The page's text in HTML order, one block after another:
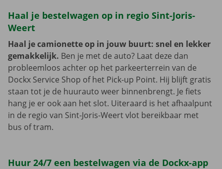
Haal je bestelwagen op in regio Sint-Joris-
Weert
Haal je camionette op in jouw buurt: snel en lekker
gemakkelijk. Ben je met de auto? Laat deze dan
probleemloos achter op het parkeerterrein van de
Dockx Service Shop of het Pick-up Point. Hij blijft gratis
staan tot je de huurauto weer binnenbrengt. Je fiets
hang je er ook aan het slot. Uiteraard is het afhaalpunt
in de regio van Sint-Joris-Weert vlot bereikbaar met
bus of tram.
Huur 24/7 een bestelwagen via de Dockx-app